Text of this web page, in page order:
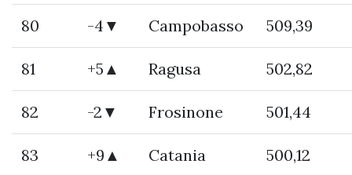
80 -4▼ Campobasso 509,39
81 +5▲ Ragusa 502,82
82 -2▼ Frosinone 501,44
83 +9▲ Catania 500,12